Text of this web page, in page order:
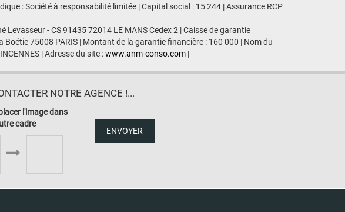
: Société à responsabilité limitée | Capital social : 15 244 | Assurance RCP
- CS 91435 72014 LE MANS Cedex 2 | Caisse de garantie
Boétie 75008 PARIS | Montant de la garantie financière : 160 000 | Nom du
| Adresse du site :www.anm-conso.com |
NOTRE AGENCE !...
l'image dans
cadre
ENVOYER